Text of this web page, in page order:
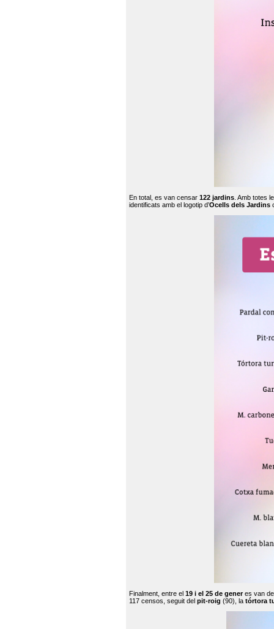
En total, es van censar 122 jardins . Amb totes
identificats amb el logotip d’Ocells dels Jardins
Finalment, entre el 19 i el 25 de generes van
117 censos, seguit del pit-roig (90), la tórtora